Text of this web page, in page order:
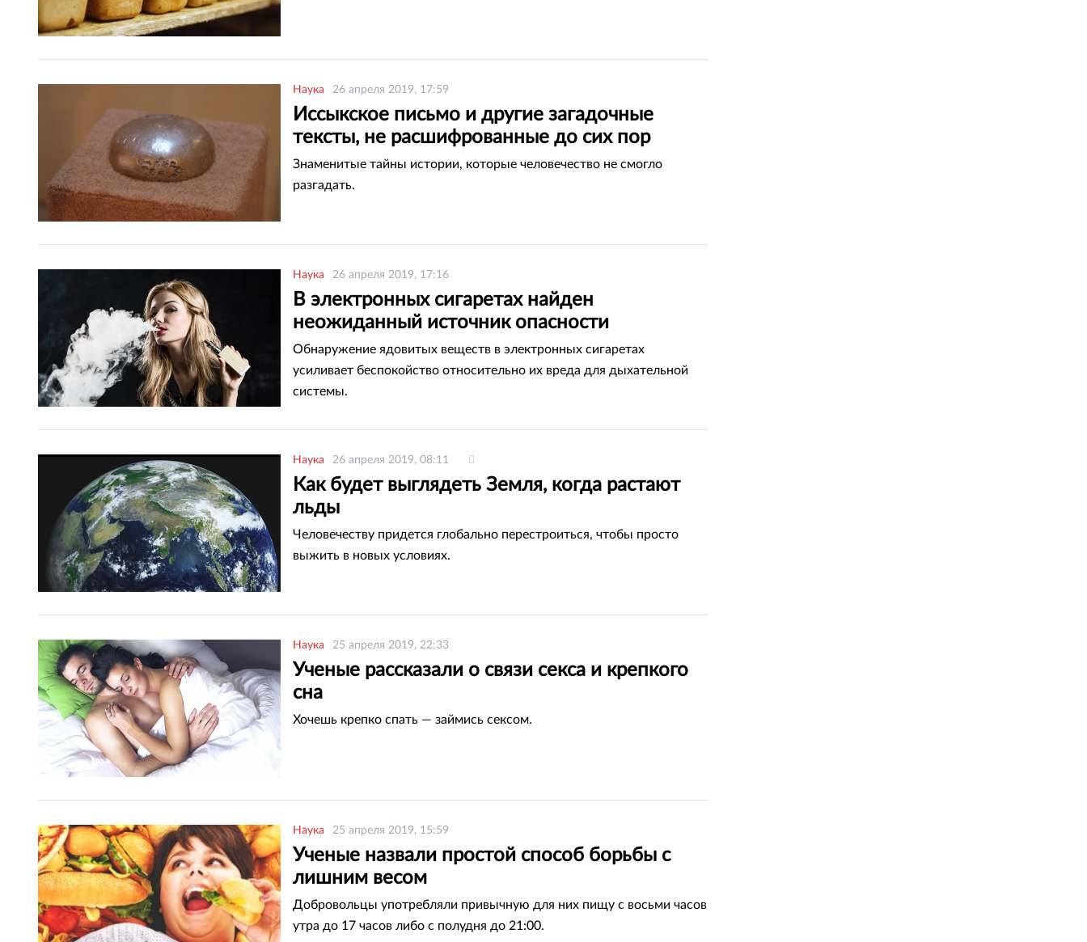
Наука 26 апреля 2019, 17:59
Иссыкское письмо и другие загадочные
тексты, не расшифрованные до сих пор
Знаменитые тайны истории, которые человечество не смогло
разгадать.
Наука 26 апреля 2019, 17:16
В электронных сигаретах найден
неожиданный источник опасности
Обнаружение ядовитых веществ в электронных сигаретах
усиливает беспокойство относительно их вреда для дыхательной
системы.
Наука 26 апреля 2019, 08:11
Как будет выглядеть Земля, когда растают
льды
Человечеству придется глобально перестроиться, чтобы просто
выжить в новых условиях.
Наука 25 апреля 2019, 22:33
Ученые рассказали о связи секса и крепкого
сна
Хочешь крепко спать — займись сексом.
Наука 25 апреля 2019, 15:59
Ученые назвали простой способ борьбы с
лишним весом
Добровольцы употребляли привычную для них пищу с восьми часов
утра до 17 часов либо с полудня до 21:00.